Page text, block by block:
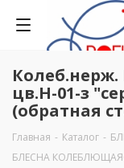
Колеб.нерж.
цв.Н-01-з
(обратная
Главная - Каталог -
БЛЕСНА